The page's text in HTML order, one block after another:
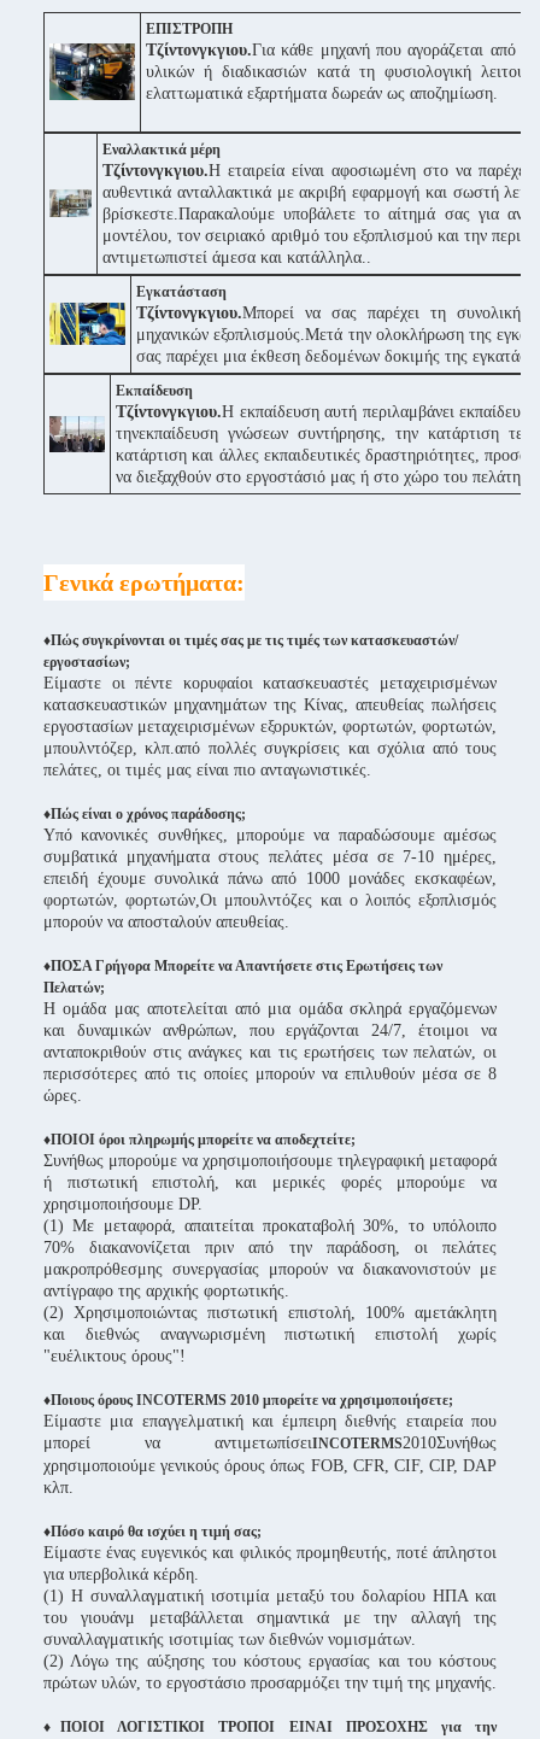
ΕΠΙΣΤΡΟΠΗ
Τζίντονγκγιου.Για κάθε μηχανή που αγοράζεται από
υλικών ή διαδικασιών κατά τη φυσιολογική
ελαττωματικά εξαρτήματα δωρεάν ως αποζημίωση.
Εναλλακτικά μέρη
Τζίντονγκγιου.Η εταιρεία είναι αφοσιωμένη στο να
αυθεντικά ανταλλακτικά με ακριβή εφαρμογή και σωστή
βρίσκεστε.Παρακαλούμε υποβάλετε το αίτημά σας για
μοντέλου, τον σειριακό αριθμό του εξοπλισμού και την
αντιμετωπιστεί άμεσα και κατάλληλα..
Εγκατάσταση
Τζίντονγκγιου.Μπορεί να σας παρέχει τη συνολική
μηχανικών εξοπλισμούς.Μετά την ολοκλήρωση της
σας παρέχει μια έκθεση δεδομένων δοκιμής της
Εκπαίδευση
Τζίντονγκγιου.Η εκπαίδευση αυτή περιλαμβάνει
τηνεκπαίδευση γνώσεων συντήρησης, την κατάρτιση
κατάρτιση και άλλες εκπαιδευτικές δραστηριότητες,
να διεξαχθούν στο εργοστάσιό μας ή στο χώρο του πελάτη.
Γενικά ερωτήματα:
♦Πώς συγκρίνονται οι τιμές σας με τις τιμές των κατασκευαστών/
εργοστασίων;
Είμαστε οι πέντε κορυφαίοι κατασκευαστές μεταχειρισμένων
κατασκευαστικών μηχανημάτων της Κίνας, απευθείας πωλήσεις
εργοστασίων μεταχειρισμένων εξορυκτών, φορτωτών, φορτωτών,
μπουλντόζερ, κλπ.από πολλές συγκρίσεις και σχόλια από τους
πελάτες, οι τιμές μας είναι πιο ανταγωνιστικές.
♦Πώς είναι ο χρόνος παράδοσης;
Υπό κανονικές συνθήκες, μπορούμε να παραδώσουμε αμέσως
συμβατικά μηχανήματα στους πελάτες μέσα σε 7-10 ημέρες,
επειδή έχουμε συνολικά πάνω από 1000 μονάδες εκσκαφέων,
φορτωτών, φορτωτών,Οι μπουλντόζες και ο λοιπός εξοπλισμός
μπορούν να αποσταλούν απευθείας.
♦ΠΟΣΑ Γρήγορα Μπορείτε να Απαντήσετε στις Ερωτήσεις των
Πελατών;
Η ομάδα μας αποτελείται από μια ομάδα σκληρά εργαζόμενων
και δυναμικών ανθρώπων, που εργάζονται 24/7, έτοιμοι να
ανταποκριθούν στις ανάγκες και τις ερωτήσεις των πελατών, οι
περισσότερες από τις οποίες μπορούν να επιλυθούν μέσα σε 8
ώρες.
♦ΠΟΙΟΙ όροι πληρωμής μπορείτε να αποδεχτείτε;
Συνήθως μπορούμε να χρησιμοποιήσουμε τηλεγραφική μεταφορά
ή πιστωτική επιστολή, και μερικές φορές μπορούμε να
χρησιμοποιήσουμε DP.
(1) Με μεταφορά, απαιτείται προκαταβολή 30%, το υπόλοιπο
70% διακανονίζεται πριν από την παράδοση, οι πελάτες
μακροπρόθεσμης συνεργασίας μπορούν να διακανονιστούν με
αντίγραφο της αρχικής φορτωτικής.
(2) Χρησιμοποιώντας πιστωτική επιστολή, 100% αμετάκλητη
και διεθνώς αναγνωρισμένη πιστωτική επιστολή χωρίς
"ευέλικτους όρους"!
♦Ποιους όρους INCOTERMS 2010 μπορείτε να χρησιμοποιήσετε;
Είμαστε μια επαγγελματική και έμπειρη διεθνής εταιρεία που
μπορεί να αντιμετωπίσειINCOTERMS2010Συνήθως
χρησιμοποιούμε γενικούς όρους όπως FOB, CFR, CIF, CIP, DAP
κλπ.
♦Πόσο καιρό θα ισχύει η τιμή σας;
Είμαστε ένας ευγενικός και φιλικός προμηθευτής, ποτέ άπληστοι
για υπερβολικά κέρδη.
(1) Η συναλλαγματική ισοτιμία μεταξύ του δολαρίου ΗΠΑ και
του γιουάνμ μεταβάλλεται σημαντικά με την αλλαγή της
συναλλαγματικής ισοτιμίας των διεθνών νομισμάτων.
(2) Λόγω της αύξησης του κόστους εργασίας και του κόστους
πρώτων υλών, το εργοστάσιο προσαρμόζει την τιμή της μηχανής.
♦ΠΟΙΟΙ ΛΟΓΙΣΤΙΚΟΙ ΤΡΟΠΟΙ ΕΙΝΑΙ ΠΡΟΣΟΧΗΣ για την